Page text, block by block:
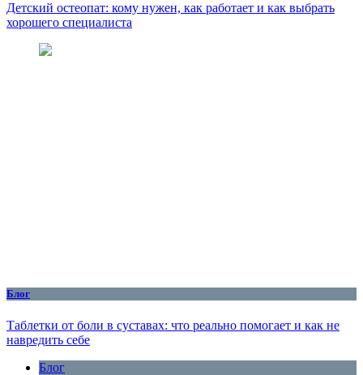
Детский остеопат: кому нужен, как работает и как выбрать
хорошего специалиста
Блог
Таблетки от боли в суставах: что реально помогает и как не
навредить себе
Блог